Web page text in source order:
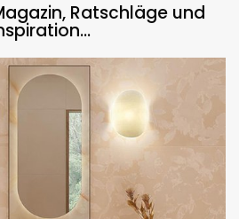
Ratschläge und